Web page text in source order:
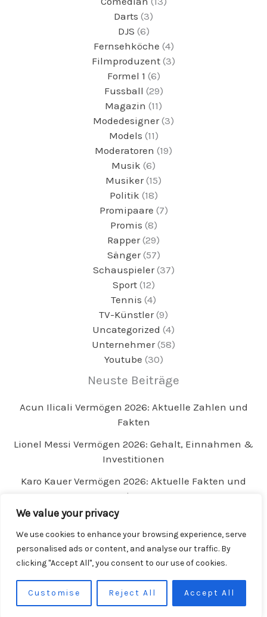
We value your privacy
We use cookies to enhance your browsing experience, serve
personalised ads or content, and analyse our traffic. By
clicking "Accept All", you consent to our use of cookies.
Customise Reject All Accept All
Darts (3)
DJS (6)
Fernsehköche (4)
Filmproduzent (3)
Formel 1 (6)
Fussball (29)
Magazin (11)
Modedesigner(3)
Models (11)
Moderatoren (19)
Musik (6)
Musiker(15)
Politik (18)
Promipaare (7)
Promis (8)
Rapper(29)
Sänger(57)
Schauspieler(37)
Sport(12)
Tennis (4)
TV-Künstler(9)
Uncategorized (4)
Unternehmer(58)
Youtube (30)
Neuste Beiträge
Acun Ilicali Vermögen 2026: Aktuelle Zahlen und
Fakten
Lionel Messi Vermögen 2026: Gehalt, Einnahmen &
Investitionen
Karo Kauer Vermögen 2026: Aktuelle Fakten und
Tipps
Vermögen bekannter Promis, Sportler & Stars